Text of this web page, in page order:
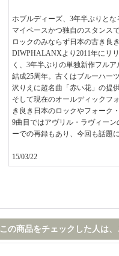
ホブルディーズ、3年半ぶりと
マイペースかつ独自のスタンス
ロックのみならず日本の古き良
DIWPHALANXより2011年にリ
く、3年半ぶりの単独新作フルア
結成25周年。古くはブルーハー
沢りえに超名曲「赤い花」の提
そして現在のオールディックフ
き良き日本のロックやフォーク
9曲目ではアヴリル・ラヴィー
ーでの再録もあり、今回も話題
15/03/22
この商品をチェックした人は